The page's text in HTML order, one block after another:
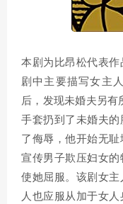
本剧为比昂松代表作
剧中主要描写女主
后，发现未婚夫另有
手套扔到了未婚夫
了侮辱，他开始无
宣传男子欺压妇女
使她屈服。该剧女
人也应服从加于女